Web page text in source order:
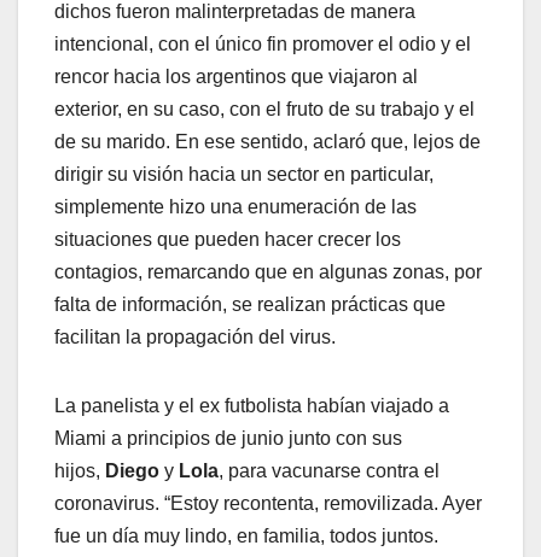
dichos fueron malinterpretadas de manera
intencional, con el único fin promover el odio y el
rencor hacia los argentinos que viajaron al
exterior, en su caso, con el fruto de su trabajo y el
de su marido. En ese sentido, aclaró que, lejos de
dirigir su visión hacia un sector en particular,
simplemente hizo una enumeración de las
situaciones que pueden hacer crecer los
contagios, remarcando que en algunas zonas, por
falta de información, se realizan prácticas que
facilitan la propagación del virus.
La panelista y el ex futbolista habían viajado a
Miami a principios de junio junto con sus
hijos, Diego y Lola, para vacunarse contra el
coronavirus. “Estoy recontenta, removilizada. Ayer
fue un día muy lindo, en familia, todos juntos.